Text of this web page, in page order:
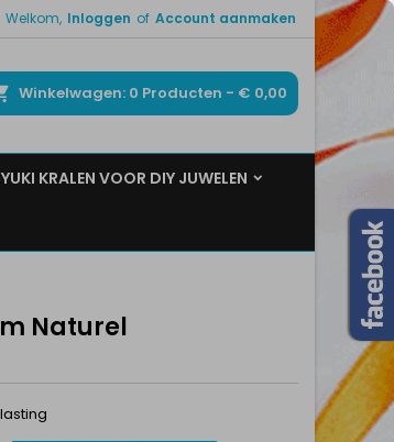
Welkom, Inloggen of Account aanmaken
Winkelwagen 0 Producten - € 0,00
KRALEN VOOR DIY JUWELEN
Naturel